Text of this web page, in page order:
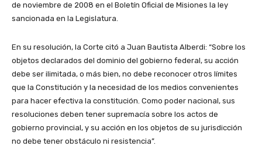
de noviembre de 2008 en el Boletín Oficial de Misiones la ley
sancionada en la Legislatura.
En su resolución, la Corte citó a Juan Bautista Alberdi: “Sobre los
objetos declarados del dominio del gobierno federal, su acción
debe ser ilimitada, o más bien, no debe reconocer otros límites
que la Constitución y la necesidad de los medios convenientes
para hacer efectiva la constitución. Como poder nacional, sus
resoluciones deben tener supremacía sobre los actos de
gobierno provincial, y su acción en los objetos de su jurisdicción
no debe tener obstáculo ni resistencia”.